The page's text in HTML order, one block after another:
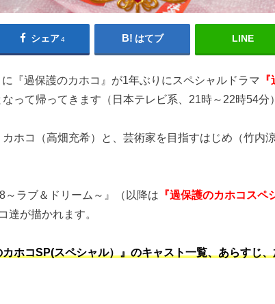
シェア 4 はてブ LINE
『過保護のカホコ』が1年ぶりにスペシャルドラマ
なって帰ってきます（日本テレビ系、21時～22時54分
ホコ（高畑充希）と、芸術家を目指すはじめ（竹内
～ラブ＆ドリーム～』（以降は 『過保護のカホコスペ
達が描かれます。
ホコSP(スペシャル）』のキャスト一覧、あらすじ